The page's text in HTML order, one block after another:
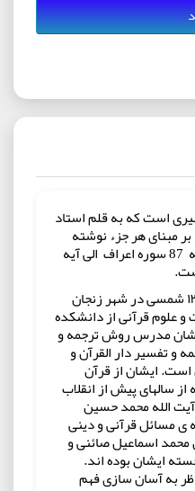
است که به قلم استاد
پور طی 30 جلد بر مبنای هر جزء نوشته
شده است و در جلدنهم از آیه 87 سوره اعراف الی آیه
ابوالفضل بهرام پور، متولد ۱۳۲۰ شمسی در شهر زنجان
علوم قرآنی از دانشکده
مدرس روش ترجمه و
و تفسیر دار القرآن و
است. ایشان از قرآن
سالهای پیش از انقلاب
الله محمد حسین
ی مسائل قرآنی و دینی
اسماعیل صائنی و
ایشان بوده اند.
به آسان سازی فهم